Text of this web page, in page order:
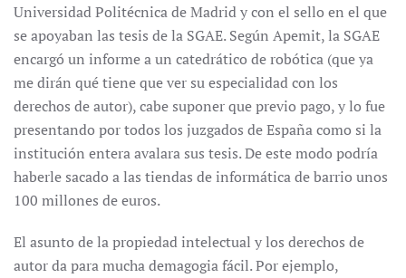
Universidad Politécnica de Madrid y con el sello en el que
se apoyaban las tesis de la SGAE. Según Apemit, la SGAE
encargó un informe a un catedrático de robótica (que ya
me dirán qué tiene que ver su especialidad con los
derechos de autor), cabe suponer que previo pago, y lo fue
presentando por todos los juzgados de España como si la
institución entera avalara sus tesis. De este modo podría
haberle sacado a las tiendas de informática de barrio unos
100 millones de euros.
El asunto de la propiedad intelectual y los derechos de
autor da para mucha demagogia fácil. Por ejemplo,